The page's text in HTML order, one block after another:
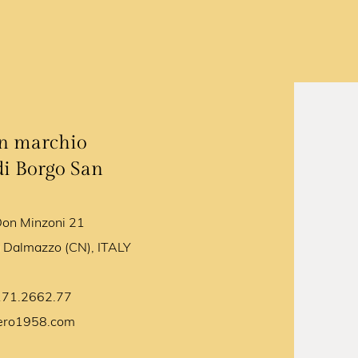
marchio
Borgo San
Minzoni 21
(CN), ITALY